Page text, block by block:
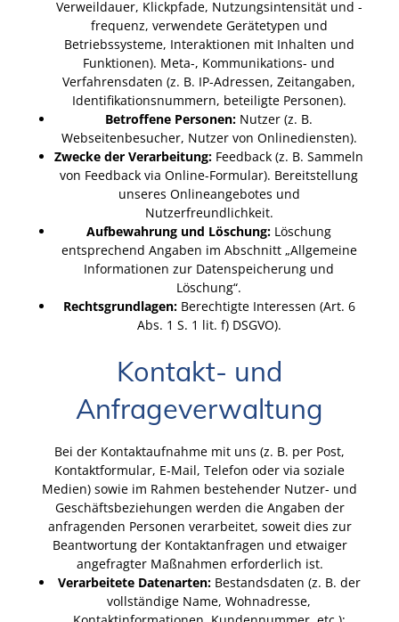
Verweildauer, Klickpfade, Nutzungsintensität und -
frequenz, verwendete Gerätetypen und
Betriebssysteme, Interaktionen mit Inhalten und
Funktionen). Meta-, Kommunikations- und
Verfahrensdaten (z. B. IP-Adressen, Zeitangaben,
Identifikationsnummern, beteiligte Personen).
Betroffene Personen: Nutzer (z. B.
Webseitenbesucher, Nutzer von Onlinediensten).
Zwecke der Verarbeitung: Feedback (z. B. Sammeln
von Feedback via Online-Formular). Bereitstellung
unseres Onlineangebotes und
Nutzerfreundlichkeit.
Aufbewahrung und Löschung: Löschung
entsprechend Angaben im Abschnitt „Allgemeine
Informationen zur Datenspeicherung und
Löschung“.
Rechtsgrundlagen:Berechtigte Interessen (Art. 6
Abs. 1 S. 1 lit. f) DSGVO).
Kontakt- und
Anfrageverwaltung
Bei der Kontaktaufnahme mit uns (z. B. per Post,
Kontaktformular, E-Mail, Telefon oder via soziale
Medien) sowie im Rahmen bestehender Nutzer- und
Geschäftsbeziehungen werden die Angaben der
anfragenden Personen verarbeitet, soweit dies zur
Beantwortung der Kontaktanfragen und etwaiger
angefragter Maßnahmen erforderlich ist.
Verarbeitete Datenarten:Bestandsdaten (z. B. der
vollständige Name, Wohnadresse,